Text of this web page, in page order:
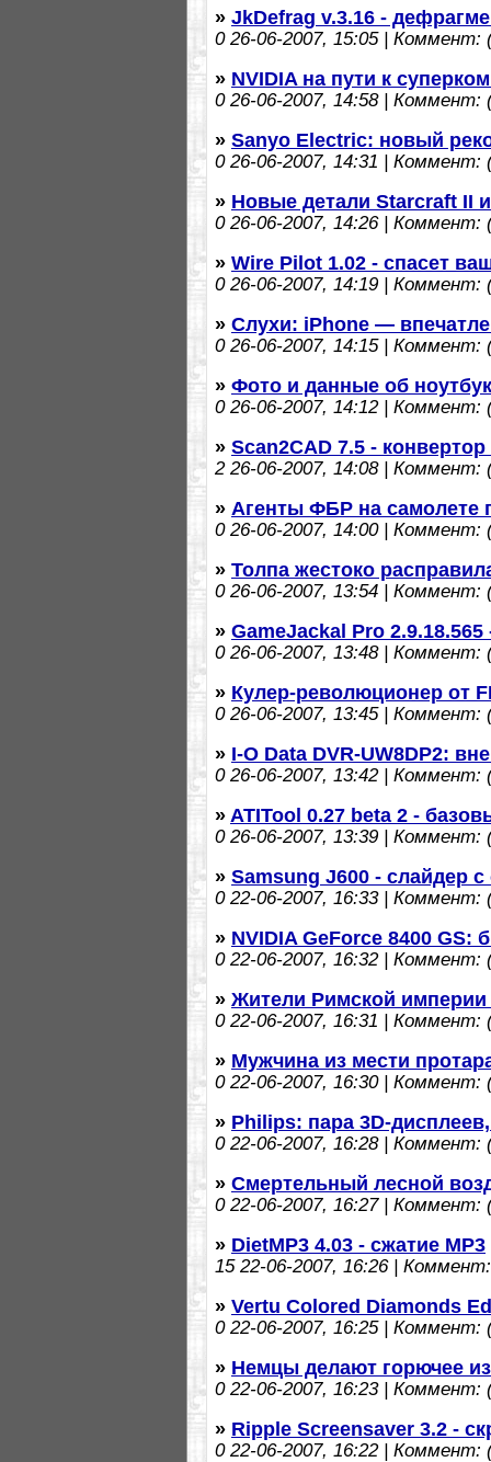
» JkDefrag v.3.16 -
026-06-2007, 15:05 | Коммент:
» NVIDIA на пути к
026-06-2007, 14:58 | Коммент:
» Sanyo Electric: новый
026-06-2007, 14:31 | Коммент:
» Новые детали Starcraft II
026-06-2007, 14:26 | Коммент:
» Wire Pilot 1.02 - спасет
026-06-2007, 14:19 | Коммент:
» Слухи: iPhone —
026-06-2007, 14:15 | Коммент:
» Фото и данные об
026-06-2007, 14:12 | Коммент:
» Scan2CAD 7.5 -
226-06-2007, 14:08 | Коммент:
» Агенты ФБР на самолете
026-06-2007, 14:00 | Коммент:
» Толпа жестоко
026-06-2007, 13:54 | Коммент:
» GameJackal Pro 2.9.18.565
026-06-2007, 13:48 | Коммент:
» Кулер-революционер от
026-06-2007, 13:45 | Коммент:
» I-O Data DVR-UW8DP2:
026-06-2007, 13:42 | Коммент:
» ATITool 0.27 beta 2 -
026-06-2007, 13:39 | Коммент:
» Samsung J600 - слайдер
022-06-2007, 16:33 | Коммент:
» NVIDIA GeForce 8400 GS:
022-06-2007, 16:32 | Коммент:
» Жители Римской
022-06-2007, 16:31 | Коммент:
» Мужчина из мести
022-06-2007, 16:30 | Коммент:
» Philips: пара 3D-
022-06-2007, 16:28 | Коммент:
» Смертельный лесной
022-06-2007, 16:27 | Коммент:
» DietMP3 4.03 - сжатие MP3
1522-06-2007, 16:26 |
» Vertu Colored Diamonds
022-06-2007, 16:25 | Коммент:
» Немцы делают горючее
022-06-2007, 16:23 | Коммент:
» Ripple Screensaver 3.2 -
022-06-2007, 16:22 | Коммент: